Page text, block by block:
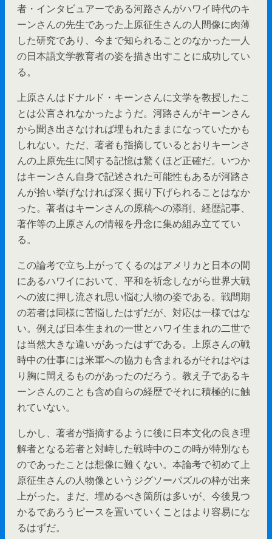
者・インタビュアーである河路さんがハワイ時代のキ
ーンさんの先生であった上原征生さんの人間像に肉薄
した研究であり、今まで知られることのなかった一人
の日本語文学教育者の姿を描き出すことに成功してい
る。
上原さんはドナルド・キーンさんに文学を教授したこ
とは公言されなかったようだ。河路さんがキーンさん
から聞き出さなければ埋もれたままになっていたかも
しれない。ただ、著者も指摘しているとおりキーンさ
んの上原先生に関する記憶は驚くほど正確だ。いつか
はキーンさん自身で記述された可能性もあるが河路さ
んが拾い挙げなければ深く掘り下げられることはなか
った。著者はキーンさんの原稿への添削、経歴記事、
著作等の上原さんの情報を丹念に集め組み立ててい
る。
この論考で立ち上がってくるのはアメリカと日本の間
にあるハワイにおいて、平和を祈念しながら世界大戦
への波に押し流され思い悩む人物の姿である。戦間期
の若者は同様に苦悩したはずだが、対応は一様ではな
い。例えば日本生まれの一世とハワイ生まれの二世で
は当然大きな違いがあったはずである。上原さんの戦
時中の仕事には米軍への協力も含まれるがそれはやは
り胸に閊えるものがあったのだろう。教え子であるキ
ーンさんのことも含め自らの経歴でそれに積極的に触
れていない。
しかし、著者が指摘するように後に日本文化の良き理
解者となる若者と対峙した戦時中のこの時が特別なも
のであったことは想像に難くない。本論考で初めて上
原征生さんの人物像というジグソーパズルの枠が出来
上がった。まだ、埋めるべき箇所は多いが、今後見つ
かるであろうピースを置いていくことはより容易にな
るはずだ。